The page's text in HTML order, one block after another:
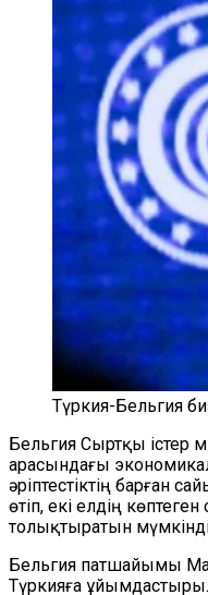
Түркия-Бельгия
Бельгия Сыртқы істер
арасындағы
әріптестіктің барған
өтіп, екі елдің көптеген
толықтыратын
Бельгия патшайымы
Түркияға